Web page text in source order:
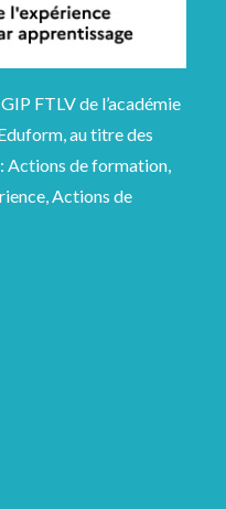
FTLV de l’académie
au titre des
Actions de formation,
Actions de